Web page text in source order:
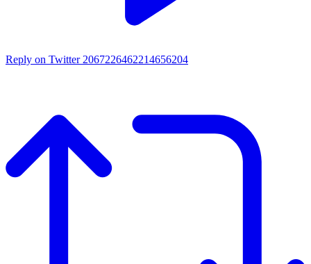
Reply on Twitter 2067226462214656204